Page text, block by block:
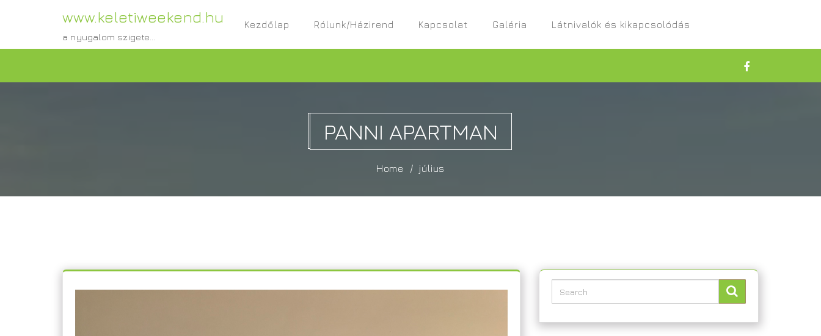
www.keletiweekend.hu
a nyugalom szigete...
Kezdőlap Rólunk/Házirend Kapcsolat Galéria Látnivalók és kikapcsolódás
PANNI APARTMAN
Home július